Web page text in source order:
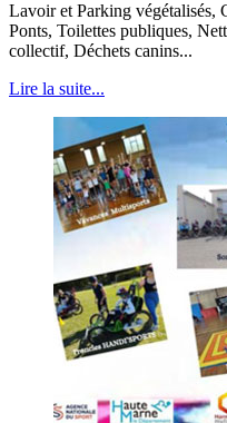
Lavoir et Parking végétalisés,
Ponts, Toilettes publiques,
collectif, Déchets canins...
Lire la suite...